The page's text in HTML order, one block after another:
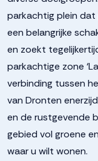
parkachtig plein
een belangrijke
en zoekt
parkachtige zone
verbinding tussen
van Dronten
en de rustgevende
gebied vol groene
waar u wilt wonen.